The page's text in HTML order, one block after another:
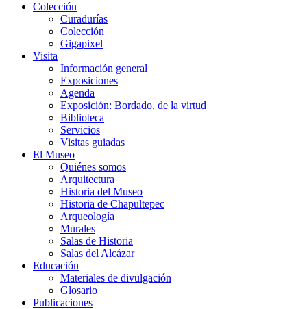
Colección
Curadurías
Colección
Gigapixel
Visita
Información general
Exposiciones
Agenda
Exposición: Bordado, de la virtud
Biblioteca
Servicios
Visitas guiadas
El Museo
Quiénes somos
Arquitectura
Historia del Museo
Historia de Chapultepec
Arqueología
Murales
Salas de Historia
Salas del Alcázar
Educación
Materiales de divulgación
Glosario
Publicaciones